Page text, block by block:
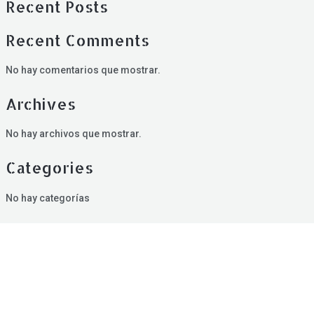
Recent Posts
Recent Comments
No hay comentarios que mostrar.
Archives
No hay archivos que mostrar.
Categories
No hay categorías